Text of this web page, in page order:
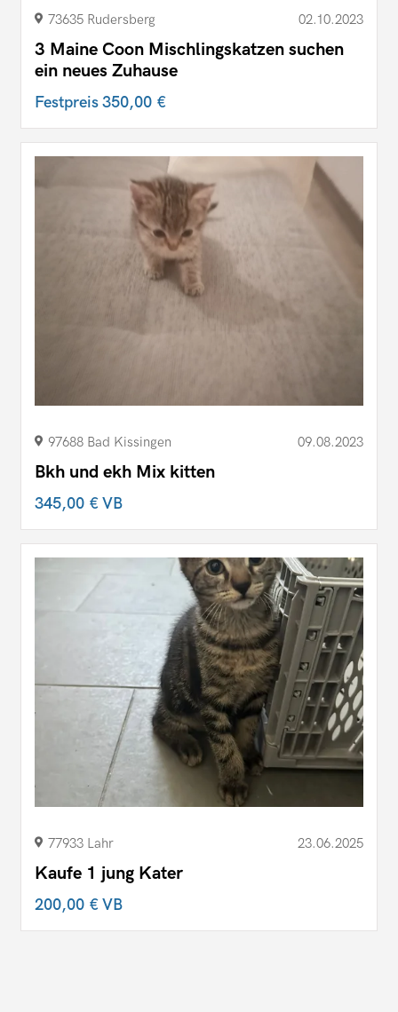
73635 Rudersberg 02.10.2023
3 Maine Coon Mischlingskatzen suchen
ein neues Zuhause
Festpreis350,00 €
97688 Bad Kissingen 09.08.2023
Bkh und ekh Mix kitten
345,00 €VB
77933 Lahr 23.06.2025
Kaufe 1 jung Kater
200,00 €VB